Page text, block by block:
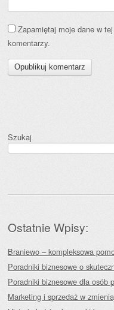
Zapamiętaj moje dane w
komentarzy.
Szukaj
Ostatnie Wpisy:
Braniewo – kompleksowa
Poradniki biznesowe o
Poradniki biznesowe dla osób
Marketing i sprzedaż w